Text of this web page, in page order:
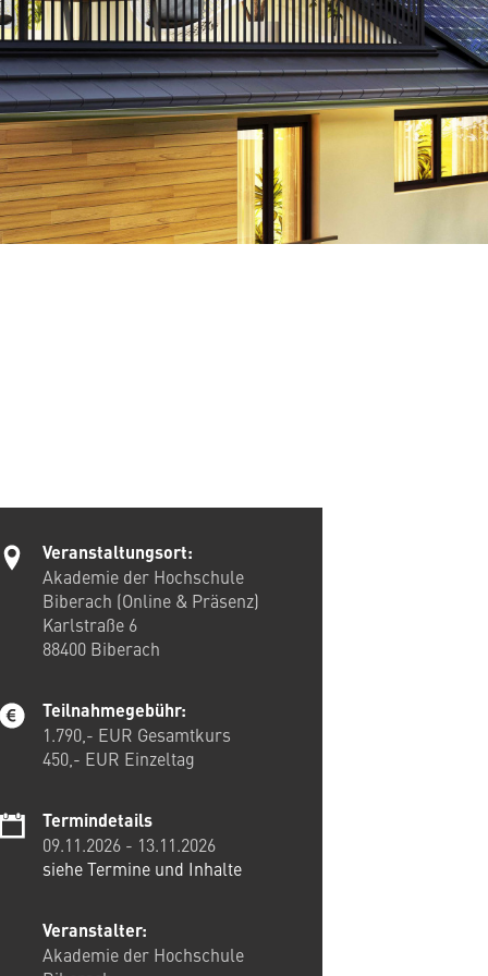
Veranstaltungsort:
Akademie der Hochschule
Biberach (Online & Präsenz)
Karlstraße 6
88400 Biberach
Teilnahmegebühr:
1.790,- EUR Gesamtkurs
450,- EUR Einzeltag
Termindetails
09.11.2026 - 13.11.2026
siehe Termine und Inhalte
Veranstalter:
Akademie der Hochschule